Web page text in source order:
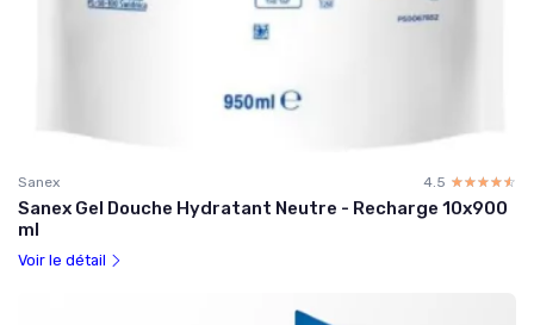
Sanex 4.5 ☆☆☆☆☆
★★★★★
Sanex Gel Douche Hydratant Neutre - Recharge 10x900
ml
Voir le détail